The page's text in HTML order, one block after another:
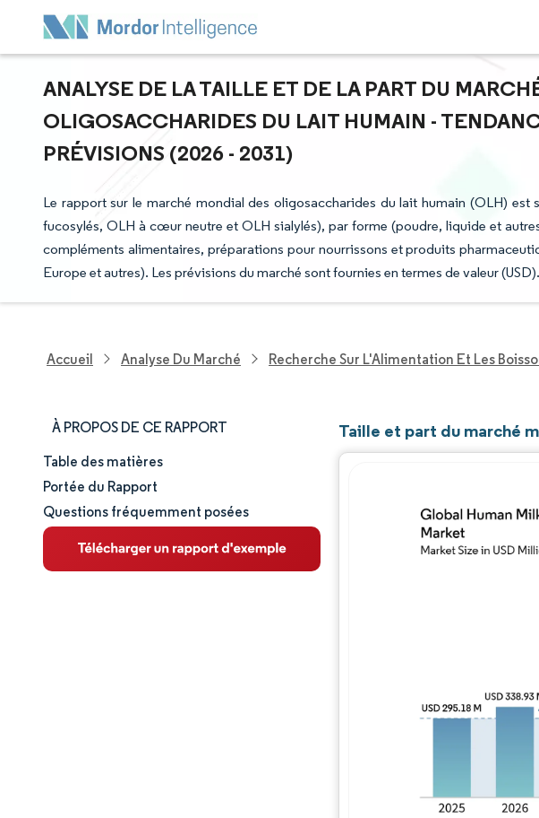
ANALYSE DE LA TAILLE ET DE LA PART DU
OLIGOSACCHARIDES DU LAIT HUMAIN -
PRÉVISIONS (2026 - 2031)
Le rapport sur le marché mondial des oligosaccharides du lait humain (OLH)
fucosylés, OLH à cœur neutre et OLH sialylés), par forme (poudre, liquide et
compléments alimentaires, préparations pour nourrissons et produits
Europe et autres). Les prévisions du marché sont fournies en termes de valeur (USD).
Accueil Analyse Du Marché Recherche Sur L'Alimentation Et Les
À PROPOS DE CE RAPPORT
Taille et part de marché
Analyse du marché
Tendances et perspectives
Table des matières
Portée du Rapport
Questions fréquemment posées
Taille et part du marché